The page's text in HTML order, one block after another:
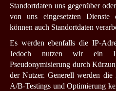
Standortdaten uns gegenüber
von uns eingesetzten Dienste
können auch Standortdaten
Es werden ebenfalls die IP-
Jedoch nutzen wir ein IP-
Pseudonymisierung durch
der Nutzer. Generell werden die
A/B-Testings und Optimierung